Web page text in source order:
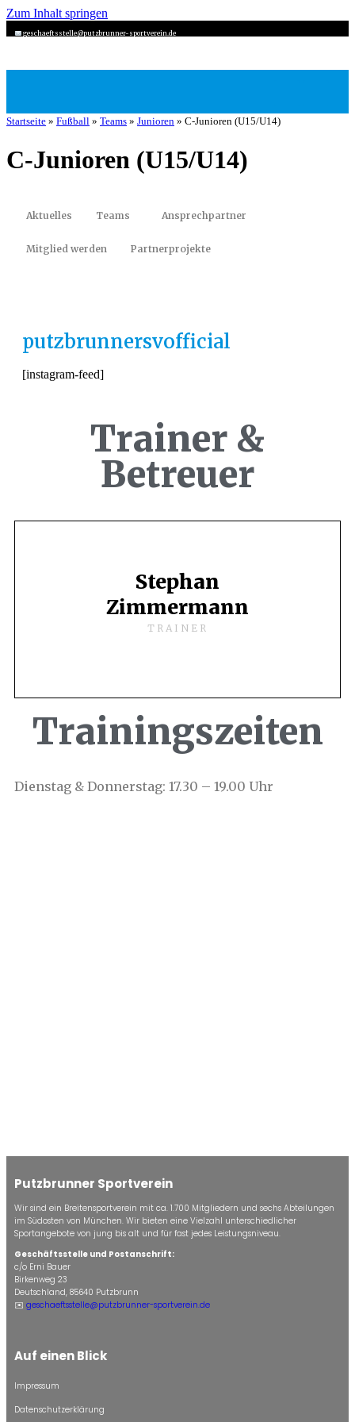
Zum Inhalt springen
geschaeftsstelle@putzbrunner-sportverein.de
Startseite » Fußball » Teams » Junioren » C-Junioren (U15/U14)
C-Junioren (U15/U14)
Aktuelles Teams Ansprechpartner
Mitglied werden Partnerprojekte
putzbrunnersvofficial
[instagram-feed]
Trainer &
Betreuer
Stephan
Zimmermann
TRAINER
Trainingszeiten
Dienstag & Donnerstag: 17.30 – 19.00 Uhr
Putzbrunner Sportverein
Wir sind ein Breitensportverein mit ca. 1.700 Mitgliedern und sechs Abteilungen
im Südosten von München. Wir bieten eine Vielzahl unterschiedlicher
Sportangebote von jung bis alt und für fast jedes Leistungsniveau.
Geschäftsstelle und Postanschrift:
c/o Erni Bauer
Birkenweg 23
Deutschland, 85640 Putzbrunn
✉️ geschaeftsstelle@putzbrunner-sportverein.de
Auf einen Blick
Impressum
Datenschutzerklärung